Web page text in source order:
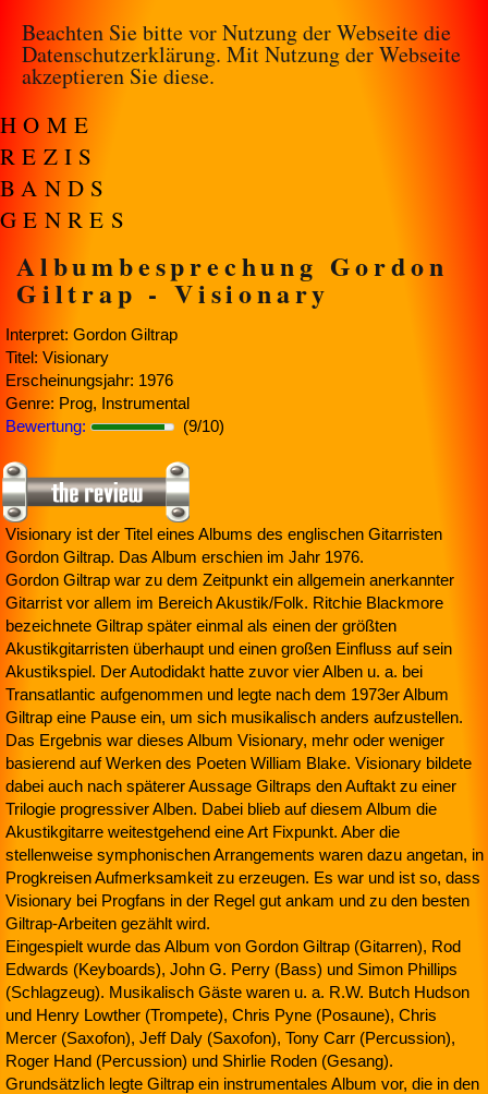
Beachten Sie bitte vor Nutzung der Webseite die
Datenschutzerklärung. Mit Nutzung der Webseite
akzeptieren Sie diese.
HOME
REZIS
BANDS
GENRES
Albumbesprechung Gordon
Giltrap - Visionary
Interpret: Gordon Giltrap
Titel: Visionary
Erscheinungsjahr: 1976
Genre: Prog, Instrumental
Bewertung:
(9/10)
Visionary ist der Titel eines Albums des englischen Gitarristen
Gordon Giltrap. Das Album erschien im Jahr 1976.
Gordon Giltrap war zu dem Zeitpunkt ein allgemein anerkannter
Gitarrist vor allem im Bereich Akustik/Folk. Ritchie Blackmore
bezeichnete Giltrap später einmal als einen der größten
Akustikgitarristen überhaupt und einen großen Einfluss auf sein
Akustikspiel. Der Autodidakt hatte zuvor vier Alben u. a. bei
Transatlantic aufgenommen und legte nach dem 1973er Album
Giltrap eine Pause ein, um sich musikalisch anders aufzustellen.
Das Ergebnis war dieses Album Visionary, mehr oder weniger
basierend auf Werken des Poeten William Blake. Visionary bildete
dabei auch nach späterer Aussage Giltraps den Auftakt zu einer
Trilogie progressiver Alben. Dabei blieb auf diesem Album die
Akustikgitarre weitestgehend eine Art Fixpunkt. Aber die
stellenweise symphonischen Arrangements waren dazu angetan, in
Progkreisen Aufmerksamkeit zu erzeugen. Es war und ist so, dass
Visionary bei Progfans in der Regel gut ankam und zu den besten
Giltrap-Arbeiten gezählt wird.
Eingespielt wurde das Album von Gordon Giltrap (Gitarren), Rod
Edwards (Keyboards), John G. Perry (Bass) und Simon Phillips
(Schlagzeug). Musikalisch Gäste waren u. a. R.W. Butch Hudson
und Henry Lowther (Trompete), Chris Pyne (Posaune), Chris
Mercer (Saxofon), Jeff Daly (Saxofon), Tony Carr (Percussion),
Roger Hand (Percussion) und Shirlie Roden (Gesang).
Grundsätzlich legte Giltrap ein instrumentales Album vor, die in den